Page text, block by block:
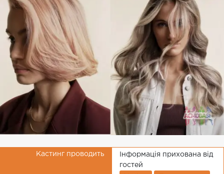
Кастинг проводить
Інформація прихована від
гостей